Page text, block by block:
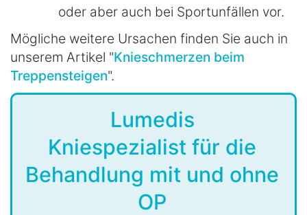
oder aber auch bei Sportunfällen vor.
Mögliche weitere Ursachen finden Sie auch in
unserem Artikel "Knieschmerzen beim
Treppensteigen".
Lumedis
Kniespezialist für die
Behandlung mit und ohne
OP